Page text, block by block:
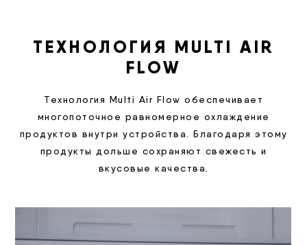
ТЕХНОЛОГИЯ MULTI AIR
FLOW
Технология Multi Air Flow обеспечивает
многопоточное равномерное охлаждение
продуктов внутри устройства. Благодаря этому
продукты дольше сохраняют свежесть и
вкусовые качества.